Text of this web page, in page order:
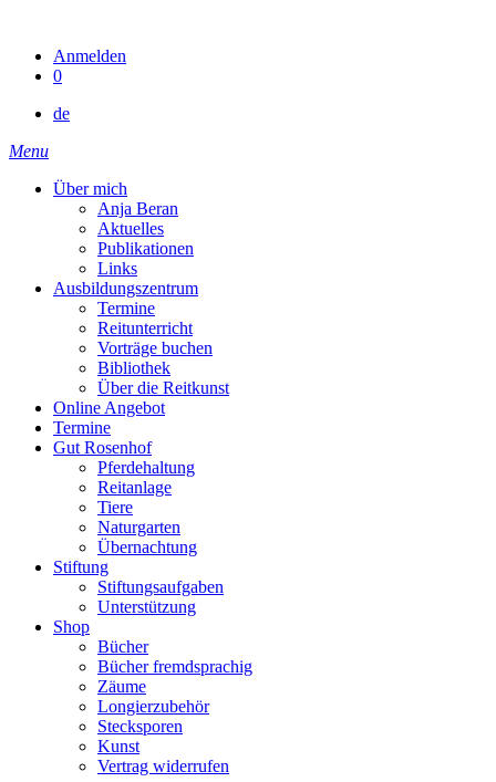
contentAnmelden
0
de
Menu
Über mich
Anja Beran
Aktuelles
Publikationen
Links
Ausbildungszentrum
Termine
Reitunterricht
Vorträge buchen
Bibliothek
Über die Reitkunst
Online Angebot
Termine
Gut Rosenhof
Pferdehaltung
Reitanlage
Tiere
Naturgarten
Übernachtung
Stiftung
Stiftungsaufgaben
Unterstützung
Shop
Bücher
Bücher fremdsprachig
Zäume
Longierzubehör
Stecksporen
Kunst
Vertrag widerrufen